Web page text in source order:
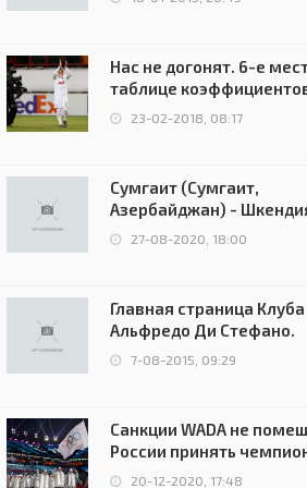
Нас не догонят. 6-е
таблице
УЕФА остаётся за
23-02-2018, 08:17
Сумгаит (Сумгаит,
Азербайджан) -
(Тетово, Северная
Македония) - 0:2 (0:0)
27-08-2020, 18:00
Главная страница Клуба
Альфредо Ди Стефано.
7-08-2015, 09:29
Санкции WADA не
России принять
Европы и финал Лиги
20-12-2020, 17:48